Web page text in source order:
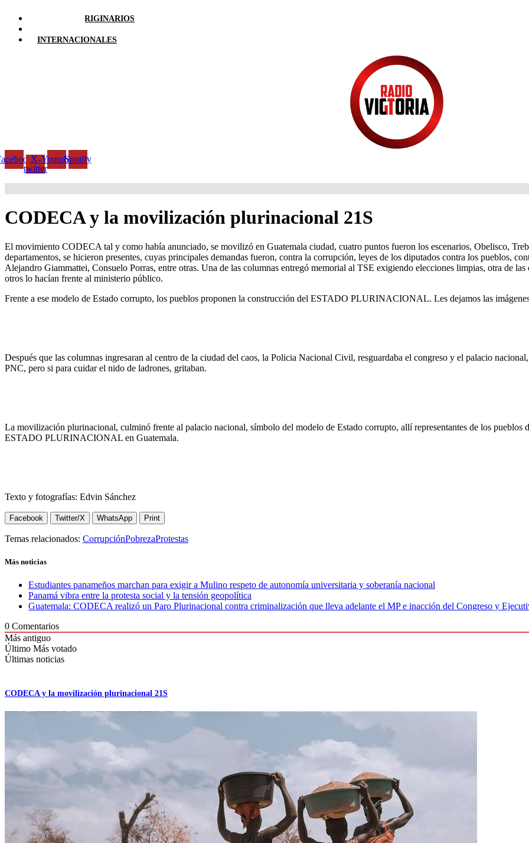
PUEBLOS ORIGINARIOS
INTERNACIONALES
X-
twitter
YoutubeSpotify
CODECA y la movilización plurinacional 21S
El movimiento CODECA tal y como había anunciado, se movilizó en Guatemala ciudad, cuatro puntos fueron los escenarios, Obelisco,
departamentos, se hicieron presentes, cuyas principales demandas fueron, contra la corrupción, leyes de los diputados contra los pueblos,
Alejandro Giammattei, Consuelo Porras, entre otras. Una de las columnas entregó memorial al TSE exigiendo elecciones limpias, otra de
otros lo hacían frente al ministerio público.
Frente a ese modelo de Estado corrupto, los pueblos proponen la construcción del ESTADO PLURINACIONAL. Les dejamos las
Después que las columnas ingresaran al centro de la ciudad del caos, la Policia Nacional Civil, resguardaba el congreso y el palacio
PNC, pero si para cuidar el nido de ladrones, gritaban.
La movilización plurinacional, culminó frente al palacio nacional, símbolo del modelo de Estado corrupto, allí representantes de los pueblos
ESTADO PLURINACIONAL en Guatemala.
Texto y fotografías: Edvin Sánchez
Facebook Twitter/X WhatsApp Print
Temas relacionados: CorrupciónPobrezaProtestas
Más noticias
Estudiantes panameños marchan para exigir a Mulino respeto de autonomía universitaria y soberanía nacional
Panamá vibra entre la protesta social y la tensión geopolítica
Guatemala: CODECA realizó un Paro Plurinacional contra criminalización que lleva adelante el MP e inacción del Congreso y
0 Comentarios
Más antiguo
Último Más votado
Últimas noticias
CODECA y la movilización plurinacional 21S